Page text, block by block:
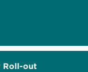
Roll-out